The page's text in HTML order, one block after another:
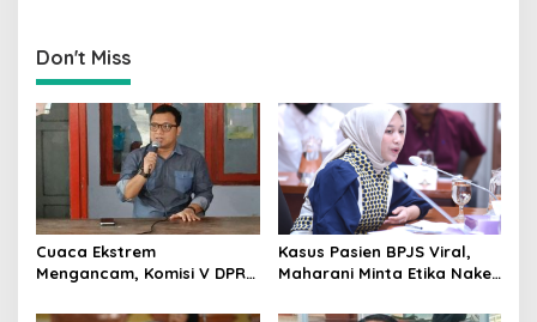
Don't Miss
Cuaca Ekstrem
Mengancam, Komisi V DPR
Kesiapan Petani Indramayu
Kasus Pasien BPJS Viral,
Maharani Minta Etika Nakes
Dievaluasi